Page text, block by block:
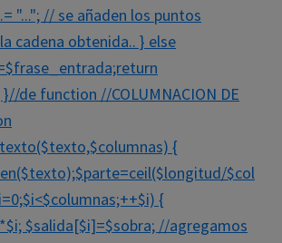
"..."; // se añaden los puntos
cadena obtenida.. } else
de function //COLUMNACION DE
{
$col
{
$salida[$i]=$sobra; //agregamos